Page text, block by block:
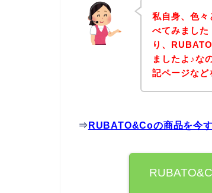
私自身、色
べてみまし
り、
ましたよ♪な
記ページなど
⇒ RUBATO&Coの商品を今